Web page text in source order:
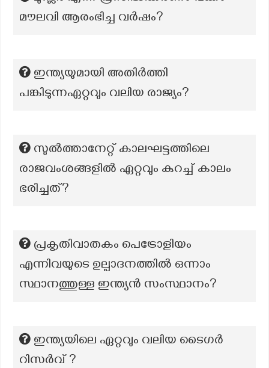
മൗലവി ആരംഭിച്ച വർഷം?
ഇന്ത്യയുമായി അതിർത്തി
പങ്കിടുന്നഏറ്റവും വലിയ രാജ്യം?
സുൽത്താനേറ്റ് കാലഘട്ടത്തിലെ
രാജവംശങ്ങളിൽ ഏറ്റവും കുറച്ച് കാലം
ഭരിച്ചത്?
പ്രകൃതിവാതകം പെട്രോളിയം
എന്നിവയുടെ ഉല്പാദനത്തില്‍ ഒന്നാം
സ്ഥാനത്തുള്ള ഇന്ത്യന്‍ സംസ്ഥാനം?
ഇന്ത്യയിലെ ഏറ്റവും വലിയ ടൈഗർ
റിസർവ് ?